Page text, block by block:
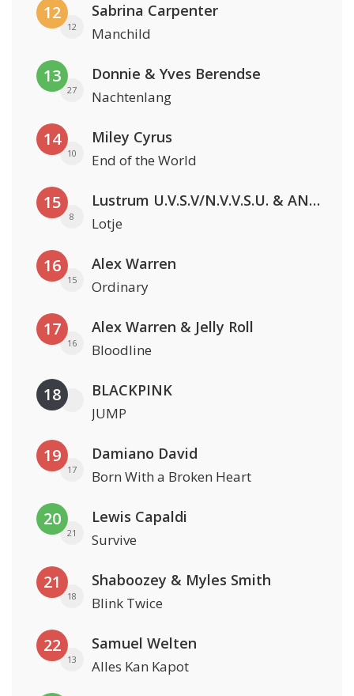
12
12
Sabrina Carpenter
Manchild
13
27
Donnie & Yves Berendse
Nachtenlang
14
10
Miley Cyrus
End of the World
15
8
Lustrum U.V.S.V/N.V.V.S.U. & ANNO ONS & Jopke van Dobbenburgh & Roeland Beelen
Lotje
16
15
Alex Warren
Ordinary
17
16
Alex Warren & Jelly Roll
Bloodline
18 BLACKPINK
JUMP
19
17
Damiano David
Born With a Broken Heart
20
21
Lewis Capaldi
Survive
21
18
Shaboozey & Myles Smith
Blink Twice
22
13
Samuel Welten
Alles Kan Kapot